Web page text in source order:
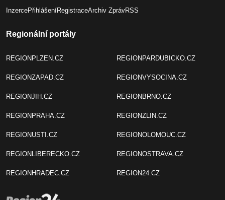
InzercePřihlášeníRegistraceArchiv ZprávRSS
Regionální portály
REGIONPLZEN.CZ
REGIONZAPAD.CZ
REGIONJIH.CZ
REGIONPRAHA.CZ
REGIONUSTI.CZ
REGIONLIBERECKO.CZ
REGIONHRADEC.CZ
REGIONPARDUBICKO.CZ
REGIONVYSOCINA.CZ
REGIONBRNO.CZ
REGIONZLIN.CZ
REGIONOLOMOUC.CZ
REGIONOSTRAVA.CZ
REGION24.CZ